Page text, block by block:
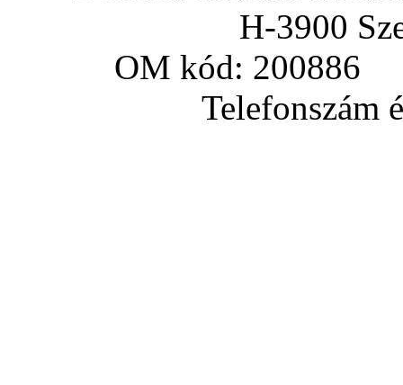
H-3900
OM kód: 200886
Telefonszám